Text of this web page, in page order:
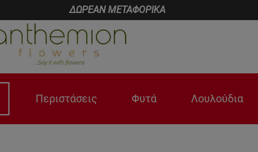
ΔΩΡΕΑΝ ΜΕΤΑΦΟΡΙΚΑ
Περιστάσεις Φυτά Λουλούδια